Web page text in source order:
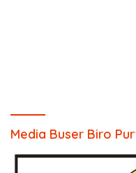
Media Buser Biro